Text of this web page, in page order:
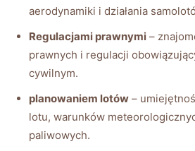
aerodynamiki i działania
Regulacjami prawnymi –
prawnych i regulacji
cywilnym.
planowaniem lotów –
lotu, warunków
paliwowych.